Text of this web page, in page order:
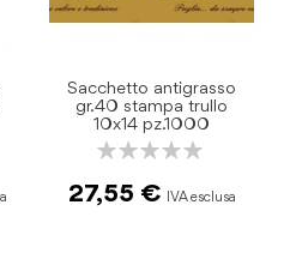
Sacchetto antigrasso
gr.40 stampa trullo
10x14 pz.1000
Rating:
27,55 €